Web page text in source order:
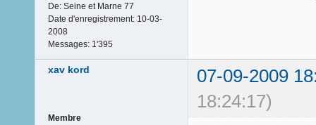
De: Seine et Marne 77
Date d'enregistrement: 10-03-
2008
Messages: 1'395
xav kord
07-09-2009
18:24:17)
Membre